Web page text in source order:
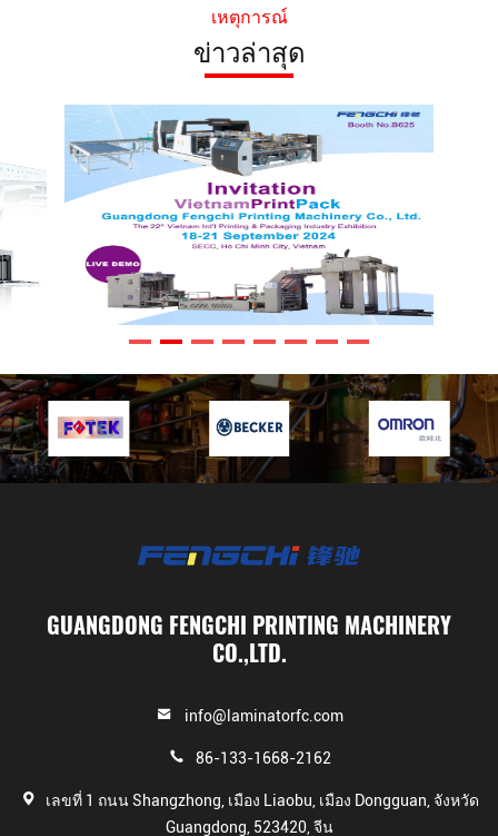
ในปี 2019 พวกเขาจึงต้องหา
แบรนด์ใหม่แทน ในปี 2022
พวกเขาหาตัวแทนในท้องถิ่น
แบรนด์ของจีนด้วยการ
สื่อสาร 3 เดือน เพื่อแสดง
GW-1450L ของเราออนไลน์
และมีการประชุมทางวีดีโอ
หลายครั้ง พวกเขาตัดสินใจ
จัดการเยี่ยมชมเวียดนามใน
สถานที่ เนื่องจากจีนไม่ได้
เปิดให้คนต่างชาติในช่วง
COVID. หลังจาก 4 วันเครื่อง
ตรวจสอบหนึ่งหนึ่ง ((ดูภาพ
ด้านล่างทั้งหมด 3 หน้า
รายการตรวจสอบ), พวกเขามี
ความพึงพอใจมากกับการทํา
งานของเครื่องจักรและมี
จากกลับไปที่สํานักงาน
สัปดาห์ที่สองเราเซ็นสัญญา
และส่งไปในช่วงต้นเดือน
มีนาคม. สัปดาห์ที่สองหลัง
จากที่เครื่องทํางานใน
โรงงาน, หัวหน้ามีความสุข
เป็น auomated มาก
ที่สุด,ความเร็วสูงที่สุดและ
เหตุผลที่เราโพสต์กรณีนี้
ไม่ใช่เพราะลูกค้ามีความคิด
ละเอียด ก่อนที่คุณจะตัดสินใจ
ส่วนใหญ่อธิบายดูคล้ายกัน
เลือกเฟงชิหรือไม่ คุณควรรู้
ความจริงและความแตกต่าง
อย่างละเอียด ก่อนที่คุณจะตัด
เหตุการณ์
ข่าวล่าสุด
GUANGDONG FENGCHI PRINTING MACHINERY
CO.,LTD.
info@laminatorfc.com
86-133-1668-2162
เลขที่ 1 ถนน Shangzhong, เมือง Liaobu, เมือง Dongguan, จังหวัด
Guangdong, 523420, จีน